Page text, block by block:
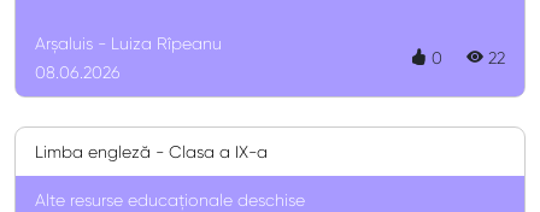
Arșaluis - Luiza Rîpeanu
08.06.2026
0 22
Limba engleză - Clasa a IX-a
Alte resurse educaționale deschise